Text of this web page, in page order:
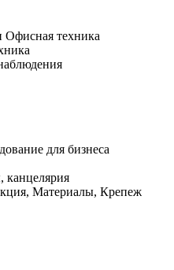
техника
для бизнеса
Материалы, Крепеж